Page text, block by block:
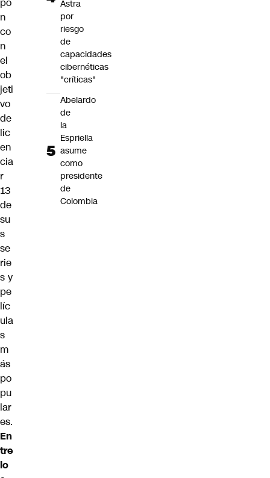
pó
n
co
n
el
ob
jeti
vo
de
lic
en
cia
r
13
de
su
s
se
rie
s y
pe
líc
ula
s
m
ás
po
pu
lar
es.
En
tre
lo
Astra
por
riesgo
de
capacidades
cibernéticas
"críticas"
Abelardo
de
la
Espriella
asume
como
presidente
de
Colombia